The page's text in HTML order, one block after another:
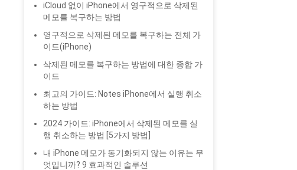
iCloud 없이 iPhone에서 영구적으로 삭제된
메모를 복구하는 방법
영구적으로 삭제된 메모를 복구하는 전체 가
이드(iPhone)
삭제된 메모를 복구하는 방법에 대한 종합 가
이드
최고의 가이드: Notes iPhone에서 실행 취소
하는 방법
2024 가이드: iPhone에서 삭제된 메모를 실
행 취소하는 방법 [5가지 방법]
내 iPhone 메모가 동기화되지 않는 이유는 무
엇입니까? 9 효과적인 솔루션